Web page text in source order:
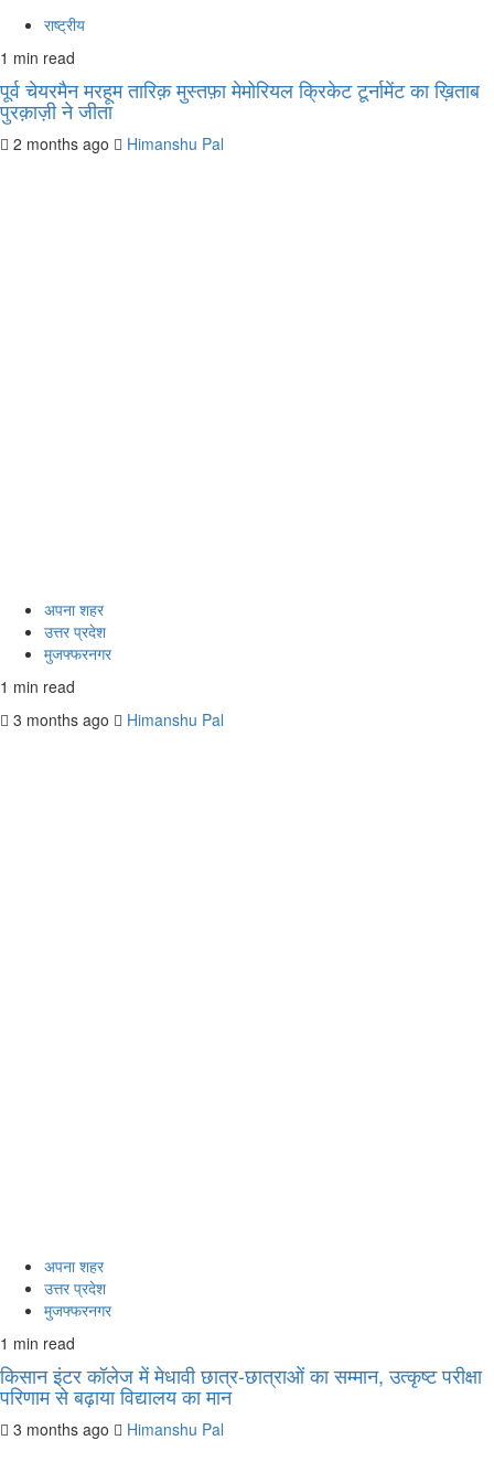
राष्ट्रीय
1 min read
पूर्व चेयरमैन मरहूम तारिक़ मुस्तफ़ा मेमोरियल क्रिकेट टूर्नामेंट का ख़िताब
पुरक़ाज़ी ने जीता
2 months ago Himanshu Pal
अपना शहर
उत्तर प्रदेश
मुजफ्फरनगर
1 min read
3 months ago
Himanshu Pal
अपना शहर
उत्तर प्रदेश
मुजफ्फरनगर
1 min read
किसान इंटर कॉलेज में मेधावी छात्र-छात्राओं का सम्मान, उत्कृष्ट परीक्षा
परिणाम से बढ़ाया विद्यालय का मान
3 months ago Himanshu Pal